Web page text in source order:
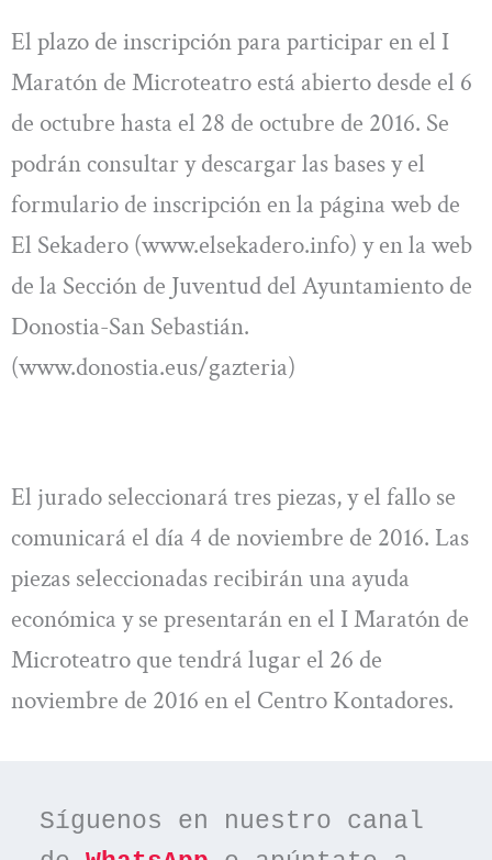
El plazo de inscripción para participar en el I
Maratón de Microteatro está abierto desde el 6
de octubre hasta el 28 de octubre de 2016. Se
podrán consultar y descargar las bases y el
formulario de inscripción en la página web de
El Sekadero (www.elsekadero.info) y en la web
de la Sección de Juventud del Ayuntamiento de
Donostia-San Sebastián.
(www.donostia.eus/gazteria)
El jurado seleccionará tres piezas, y el fallo se
comunicará el día 4 de noviembre de 2016. Las
piezas seleccionadas recibirán una ayuda
económica y se presentarán en el I Maratón de
Microteatro que tendrá lugar el 26 de
noviembre de 2016 en el Centro Kontadores.
Síguenos en nuestro canal